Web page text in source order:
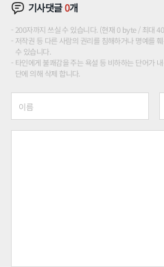
기사댓글0개
200자까지 쓰실 수 있습니다. (현재 0 byte / 최대
저작권 등 다른 사람의 권리를 침해하거나 명예를
수 있습니다.
타인에게 불쾌감을 주는 욕설 등 비하하는 단어가
단에 의해 삭제 합니다.